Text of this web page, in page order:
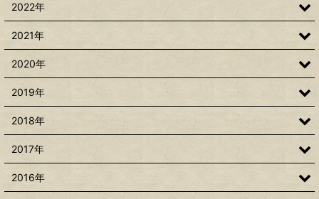
2022年
2021年
2020年
2019年
2018年
2017年
2016年